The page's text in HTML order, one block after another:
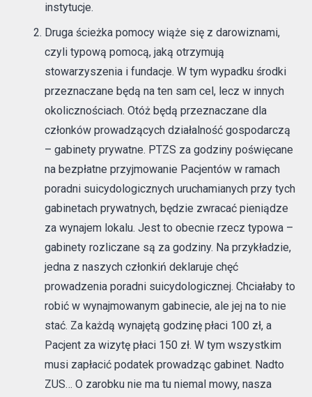
instytucje.
Druga ścieżka pomocy wiąże się z darowiznami,
czyli typową pomocą, jaką otrzymują
stowarzyszenia i fundacje. W tym wypadku środki
przeznaczane będą na ten sam cel, lecz w innych
okolicznościach. Otóż będą przeznaczane dla
członków prowadzących działalność gospodarczą
– gabinety prywatne. PTZS za godziny poświęcane
na bezpłatne przyjmowanie Pacjentów w ramach
poradni suicydologicznych uruchamianych przy tych
gabinetach prywatnych, będzie zwracać pieniądze
za wynajem lokalu. Jest to obecnie rzecz typowa –
gabinety rozliczane są za godziny. Na przykładzie,
jedna z naszych członkiń deklaruje chęć
prowadzenia poradni suicydologicznej. Chciałaby to
robić w wynajmowanym gabinecie, ale jej na to nie
stać. Za każdą wynajętą godzinę płaci 100 zł, a
Pacjent za wizytę płaci 150 zł. W tym wszystkim
musi zapłacić podatek prowadząc gabinet. Nadto
ZUS… O zarobku nie ma tu niemal mowy, nasza